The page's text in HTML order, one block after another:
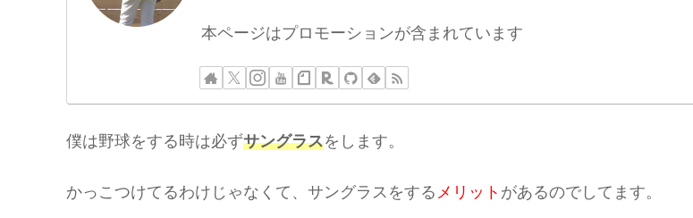
本ページはプロモーションが含まれています
僕は野球をする時は必ずサングラスをします。
かっこつけてるわけじゃなくて、サングラスをする メリット があるのでしてます。